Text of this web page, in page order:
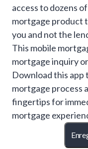
access to dozens
mortgage product
you and not the
This mobile
mortgage inquiry
Download this
mortgage process
fingertips for
mortgage